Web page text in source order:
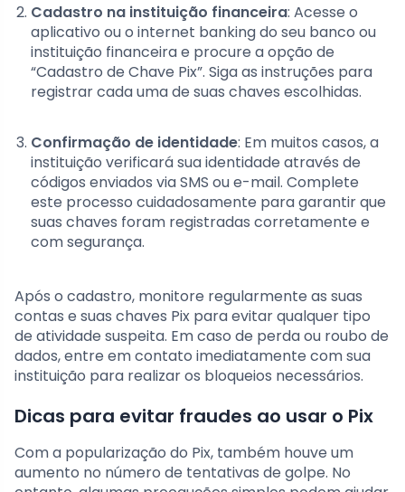
Cadastro na instituição financeira: Acesse o
aplicativo ou o internet banking do seu banco ou
instituição financeira e procure a opção de
“Cadastro de Chave Pix”. Siga as instruções para
registrar cada uma de suas chaves escolhidas.
Confirmação de identidade: Em muitos casos, a
instituição verificará sua identidade através de
códigos enviados via SMS ou e-mail. Complete
este processo cuidadosamente para garantir que
suas chaves foram registradas corretamente e
com segurança.
Após o cadastro, monitore regularmente as suas
contas e suas chaves Pix para evitar qualquer tipo
de atividade suspeita. Em caso de perda ou roubo de
dados, entre em contato imediatamente com sua
instituição para realizar os bloqueios necessários.
Dicas para evitar fraudes ao usar o Pix
Com a popularização do Pix, também houve um
aumento no número de tentativas de golpe. No